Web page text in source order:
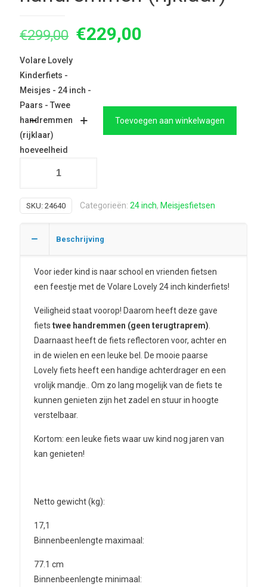
€299,00 Oorspronkelijke
€299,00.
€229,00
Volare Lovely
Kinderfiets -
Meisjes - 24 inch -
Paars - Twee
handremmen
(rijklaar)
hoeveelheid
Toevoegen aan winkelwagen
SKU: 24640 Categorieën: 24 inch, Meisjesfietsen
Beschrijving
Voor ieder kind is naar school en vrienden fietsen
een feestje met de Volare Lovely 24 inch kinderfiets!
Veiligheid staat voorop! Daarom heeft deze gave
fietstwee handremmen (geen terugtraprem)
Daarnaast heeft de fiets reflectoren voor, achter en
in de wielen en een leuke bel. De mooie paarse
Lovely fiets heeft een handige achterdrager en een
vrolijk mandje.. Om zo lang mogelijk van de fiets te
kunnen genieten zijn het zadel en stuur in hoogte
verstelbaar.
Kortom: een leuke fiets waar uw kind nog jaren van
kan genieten!
Netto gewicht (kg):
17,1
Binnenbeenlengte maximaal:
77.1 cm
Binnenbeenlengte minimaal: